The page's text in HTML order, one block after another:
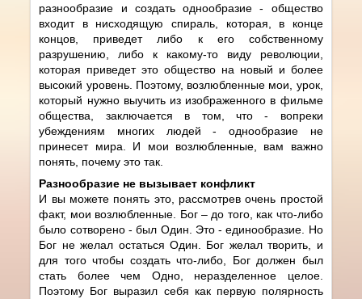
разнообразие и создать однообразие - общество
входит в нисходящую спираль, которая, в конце
концов, приведет либо к его собственному
разрушению, либо к какому-то виду революции,
которая приведет это общество на новый и более
высокий уровень. Поэтому, возлюбленные мои, урок,
который нужно выучить из изображенного в фильме
общества, заключается в том, что - вопреки
убеждениям многих людей - однообразие не
принесет мира. И мои возлюбленные, вам важно
понять, почему это так.
Разнообразие не вызывает конфликт
И вы можете понять это, рассмотрев очень простой
факт, мои возлюбленные. Бог – до того, как что-либо
было сотворено - был Один. Это - единообразие. Но
Бог не желал остаться Один. Бог желал творить, и
для того чтобы создать что-либо, Бог должен был
стать более чем Одно, неразделенное целое.
Поэтому Бог выразил себя как первую полярность